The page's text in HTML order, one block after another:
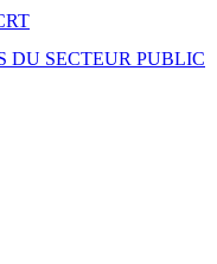
DU SECTEUR PUBLIC